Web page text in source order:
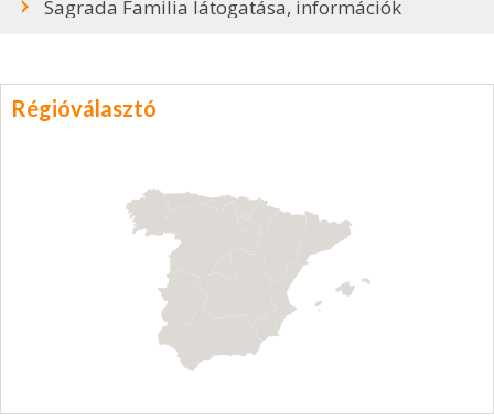
Sagrada Familia látogatása, információk
Régióválasztó